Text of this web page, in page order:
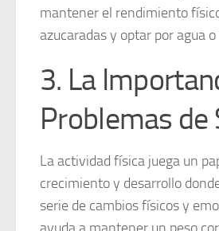
mantener el rendimiento
azucaradas y optar por agua
3. La
Problemas de
La actividad física juega un
crecimiento y desarrollo
serie de cambios físicos y